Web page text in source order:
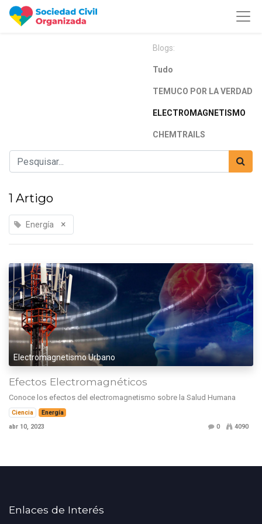
Blogs:
Tudo
TEMUCO POR LA VERDAD
ELECTROMAGNETISMO
CHEMTRAILS
1 Artigo
Energía ×
Electromagnetismo Urbano
Efectos Electromagnéticos
Conoce los efectos del electromagnetismo sobre la Salud Humana
Ciencia
Energía
abr 10, 2023
0 4090
Enlaces de Interés